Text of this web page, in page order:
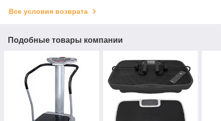
Все условия возврата
Подобные товары компании